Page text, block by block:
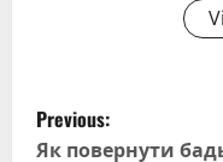
P
Previous:
Як повернути